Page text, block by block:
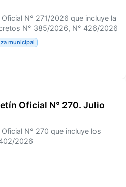
N° 271/2026 que incluye la
N° 385/2026, N° 426/2026
municipal
Oficial N° 270. Julio
N° 270 que incluye los
2026